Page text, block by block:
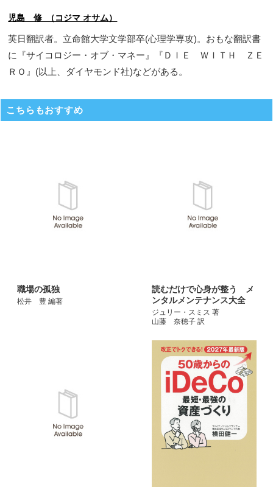
児島 修 （コジマ オサム）
英日翻訳者。立命館大学文学部卒(心理学専攻)。おもな翻訳書
に『サイコロジー・オブ・マネー』『ＤＩＥ ＷＩＴＨ ＺＥ
ＲＯ』(以上、ダイヤモンド社)などがある。
こちらもおすすめ
職場の孤独
松井 豊 編著
読むだけで心身が整う メ
ンタルメンテナンス大全
ジュリー・スミス 著
山藤 奈穂子 訳